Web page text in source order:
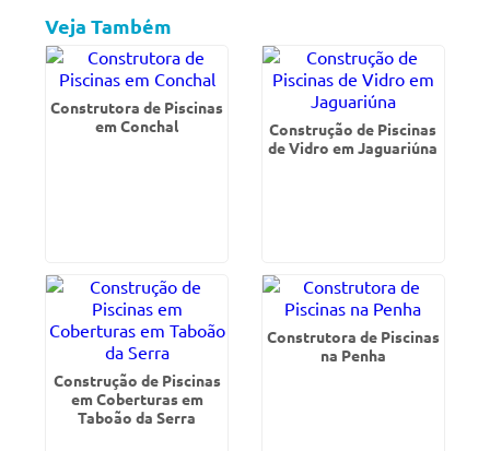
Veja Também
Construtora de Piscinas
em Conchal
Construção de Piscinas
de Vidro em Jaguariúna
Construção de Piscinas
em Coberturas em
Taboão da Serra
Construtora de Piscinas
na Penha